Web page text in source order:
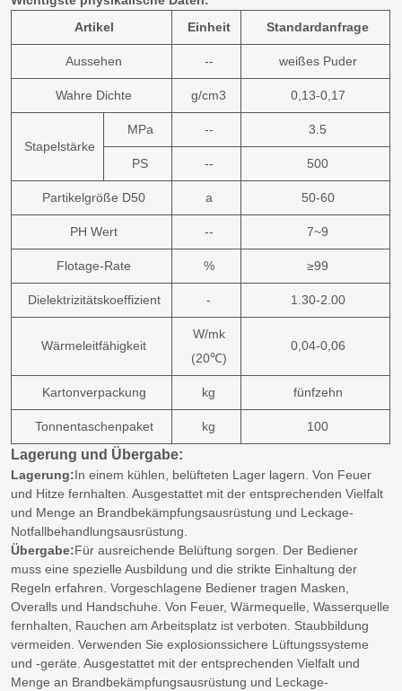
Artikel
Einheit Standardanfrage
Aussehen -- weißes Puder
Wahre Dichte g/cm3 0,13-0,17
Stapelstärke
MPa -- 3.5
PS -- 500
Partikelgröße D50 a 50-60
PH Wert -- 7~9
Flotage-Rate % ≥99
Dielektrizitätskoeffizient - 1.30-2.00
Wärmeleitfähigkeit
W/mk
(20℃)
0,04-0,06
Kartonverpackung kg fünfzehn
Tonnentaschenpaket kg 100
Lagerung und Übergabe:
Lagerung:In einem kühlen, belüfteten Lager lagern. Von Feuer
und Hitze fernhalten. Ausgestattet mit der entsprechenden Vielfalt
und Menge an Brandbekämpfungsausrüstung und Leckage-
Notfallbehandlungsausrüstung.
Übergabe:Für ausreichende Belüftung sorgen. Der Bediener
muss eine spezielle Ausbildung und die strikte Einhaltung der
Regeln erfahren. Vorgeschlagene Bediener tragen Masken,
Overalls und Handschuhe. Von Feuer, Wärmequelle, Wasserquelle
fernhalten, Rauchen am Arbeitsplatz ist verboten. Staubbildung
vermeiden. Verwenden Sie explosionssichere Lüftungssysteme
und -geräte. Ausgestattet mit der entsprechenden Vielfalt und
Menge an Brandbekämpfungsausrüstung und Leckage-